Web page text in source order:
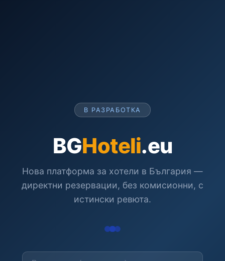
В РАЗРАБОТКА
BGHoteli.eu
Нова платформа за хотели в България —
директни резервации, без комисионни, с
истински ревюта.